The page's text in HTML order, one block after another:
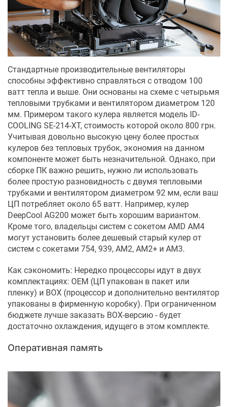
Стандартные производительные вентиляторы
способны эффективно справляться с отводом 100
ватт тепла и выше. Они основаны на схеме с четырьмя
тепловыми трубками и вентилятором диаметром 120
мм. Примером такого кулера является модель ID-
COOLING SE-214-XT, стоимость которой около 800 грн.
Учитывая довольно высокую цену более простых
кулеров без тепловых трубок, экономия на данном
компоненте может быть незначительной. Однако, при
сборке ПК важно решить, нужно ли использовать
более простую разновидность с двумя тепловыми
трубками и вентилятором диаметром 92 мм, если ваш
ЦП потребляет около 65 ватт. Например, кулер
DeepCool AG200 может быть хорошим вариантом.
Кроме того, владельцы систем с сокетом AMD AM4
могут установить более дешевый старый кулер от
систем с сокетами 754, 939, AM2, AM2+ и AM3.
Как сэкономить: Нередко процессоры идут в двух
комплектациях: OEM (ЦП упакован в пакет или
пленку) и BOX (процессор и дополнительно вентилятор
упакованы в фирменную коробку). При ограниченном
бюджете лучше заказать BOX-версию - будет
достаточно охлаждения, идущего в этом комплекте.
Оперативная память